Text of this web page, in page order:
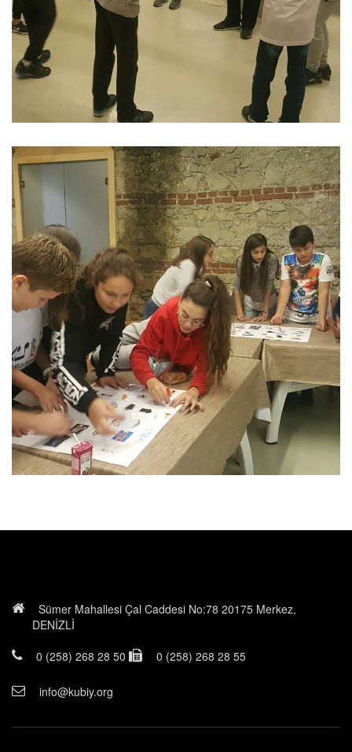
Sümer Mahallesi Çal Caddesi No:78 20175 Merkez,
DENİZLİ
0 (258) 268 28 50
0 (258) 268 28 55
info@kubiy.org